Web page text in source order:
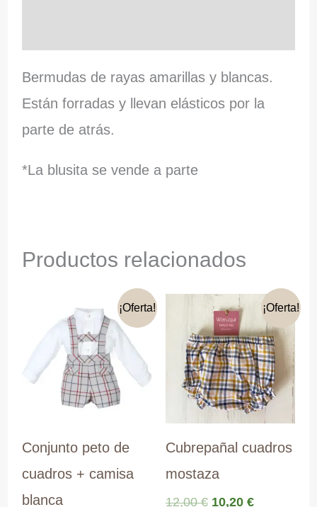
Bermudas de rayas amarillas y blancas.
Están forradas y llevan elásticos por la
parte de atrás.
*La blusita se vende a parte
Productos relacionados
¡Oferta!
Conjunto peto de
cuadros + camisa
blanca
¡Oferta!
Cubrepañal cuadros
mostaza
12,00€ El
10,20 €El